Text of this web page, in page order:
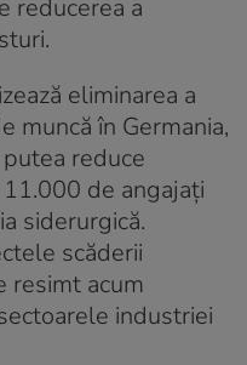
reducerea a
eliminarea a
muncă în Germania,
reduce
de angajați
siderurgică.
scăderii
resimt acum
industriei